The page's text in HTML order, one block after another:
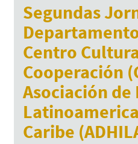
Segundas
Centro
Cooperación
Asociación
Caribe